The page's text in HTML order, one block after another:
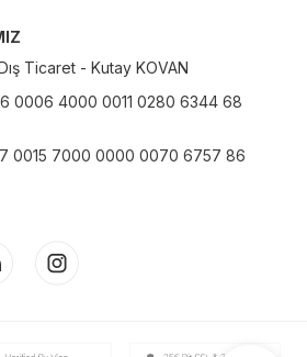
Ticaret - Kutay KOVAN
0006 4000 0011 0280 6344 68
0015 7000 0000 0070 6757 86